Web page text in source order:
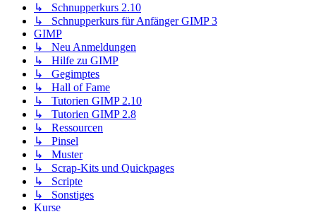
↳ Schnupperkurs 2.10
↳ Schnupperkurs für Anfänger GIMP 3
GIMP
↳ Neu Anmeldungen
↳ Hilfe zu GIMP
↳ Gegimptes
↳ Hall of Fame
↳ Tutorien GIMP 2.10
↳ Tutorien GIMP 2.8
↳ Ressourcen
↳ Pinsel
↳ Muster
↳ Scrap-Kits und Quickpages
↳ Scripte
↳ Sonstiges
Kurse